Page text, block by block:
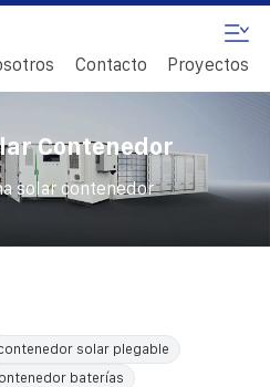
Contacto Proyectos
Contenedor
solar contenedor
solar plegable
baterías